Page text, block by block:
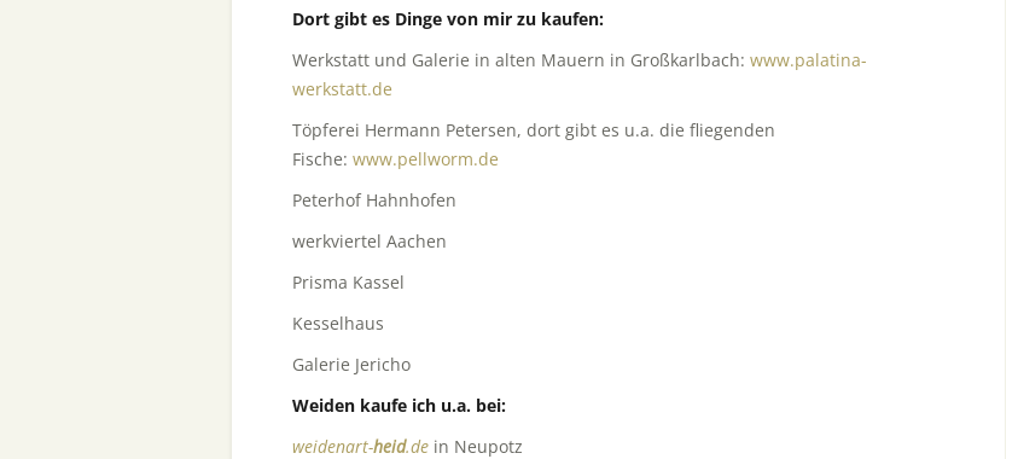
Dort gibt es Dinge von mir zu kaufen:
Werkstatt und Galerie in alten Mauern in Großkarlbach: www.palatina-
werkstatt.de
Töpferei Hermann Petersen, dort gibt es u.a. die fliegenden
Fische: www.pellworm.de
Peterhof Hahnhofen
werkviertel Aachen
Prisma Kassel
Kesselhaus
Galerie Jericho
Weiden kaufe ich u.a. bei:
weidenart-heid.de in Neupotz